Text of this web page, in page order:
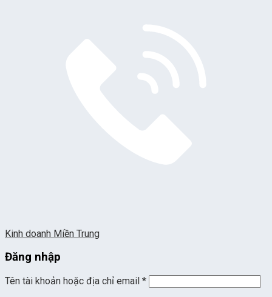
Kinh doanh Miền Trung
Đăng nhập
Tên tài khoản hoặc địa chỉ email *